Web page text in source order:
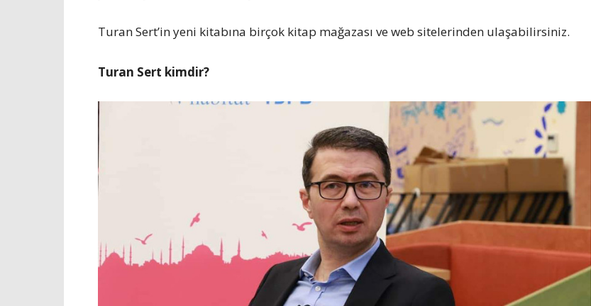
Turan Sert’in yeni kitabına birçok kitap mağazası ve web sitelerinden ulaşabilirsiniz.
Turan Sert kimdir?